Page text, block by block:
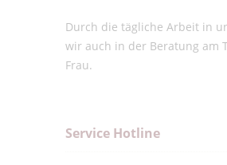
Durch die tägliche Arbeit in
wir auch in der Beratung am
Frau.
Service Hotline